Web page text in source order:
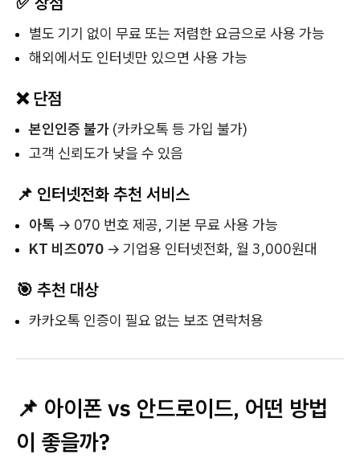
별도 기기 없이 무료 또는 저렴한 요금으로 사용 가능
해외에서도 인터넷만 있으면 사용 가능
❌ 단점
본인인증 불가 (카카오톡 등 가입 불가)
고객 신뢰도가 낮을 수 있음
📌 인터넷전화 추천 서비스
아톡 → 070 번호 제공, 기본 무료 사용 가능
KT 비즈070 → 기업용 인터넷전화, 월 3,000원대
🎯 추천 대상
카카오톡 인증이 필요 없는 보조 연락처용
📌 아이폰 vs 안드로이드, 어떤 방법
이 좋을까?